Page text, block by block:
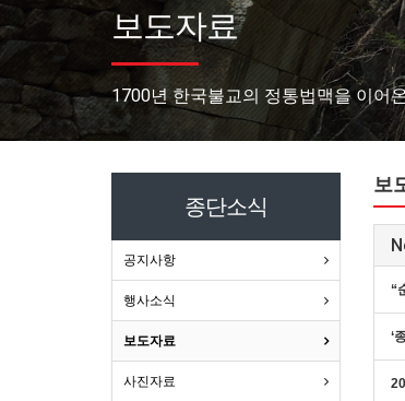
보도자료
1700년 한국불교의 정통법맥을 이어
보
“
‘
종단소식
공지사항
행사소식
보도자료
사진자료